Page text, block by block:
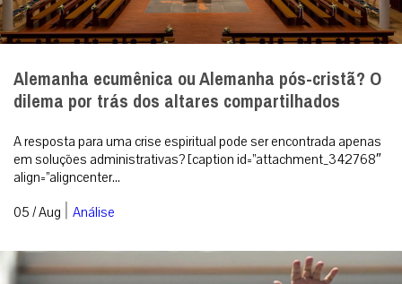
Alemanha ecumênica ou Alemanha pós-cristã? O
dilema por trás dos altares compartilhados
A resposta para uma crise espiritual pode ser encontrada apenas
em soluções administrativas? [caption id=”attachment_342768″
align=”aligncenter...
05 / Aug | Análise